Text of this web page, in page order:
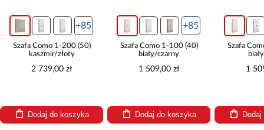
+85
Szafa Como 1-200 (50)
kaszmir/złoty
2 739,00 zł
Dodaj do koszyka
+85
Szafa Como 1-100 (40)
biały/czarny
1 509,00 zł
Dodaj do koszyka
Szafa
1